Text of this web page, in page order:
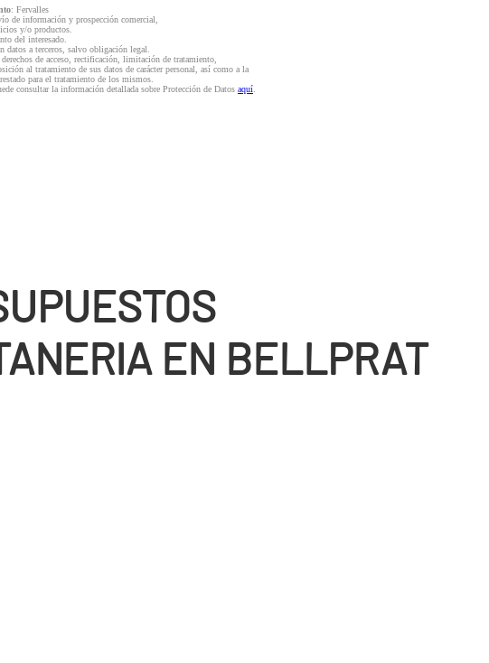
: Fervalles
de información y prospección comercial,
y/o productos.
del interesado.
datos a terceros, salvo obligación legal.
de acceso, rectificación, limitación de tratamiento,
al tratamiento de sus datos de carácter personal, así como a la
para el tratamiento de los mismos.
consultar la información detallada sobre Protección de Datos aquí.
EN BELLPRAT